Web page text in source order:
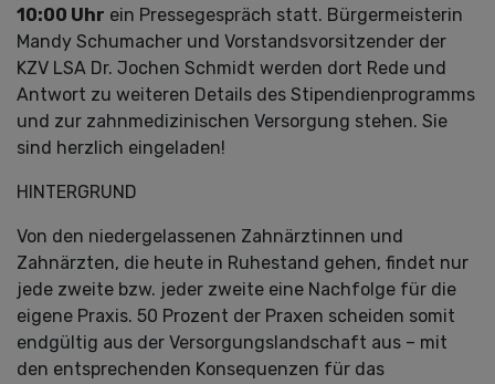
10:00 Uhr ein Pressegespräch statt. Bürgermeisterin
Mandy Schumacher und Vorstandsvorsitzender der
KZV LSA Dr. Jochen Schmidt werden dort Rede und
Antwort zu weiteren Details des Stipendienprogramms
und zur zahnmedizinischen Versorgung stehen. Sie
sind herzlich eingeladen!
HINTERGRUND
Von den niedergelassenen Zahnärztinnen und
Zahnärzten, die heute in Ruhestand gehen, findet nur
jede zweite bzw. jeder zweite eine Nachfolge für die
eigene Praxis. 50 Prozent der Praxen scheiden somit
endgültig aus der Versorgungslandschaft aus – mit
den entsprechenden Konsequenzen für das